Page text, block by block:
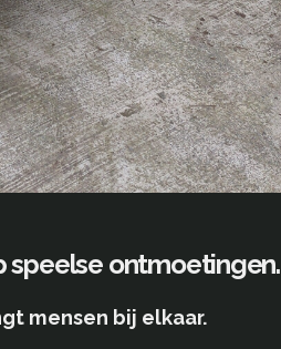
speelse ontmoetingen.
mensen bij elkaar.